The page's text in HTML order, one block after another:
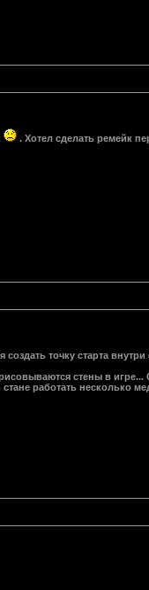
. Хотел сделать ремейк
точку старта внутри
стены в
работать несколько